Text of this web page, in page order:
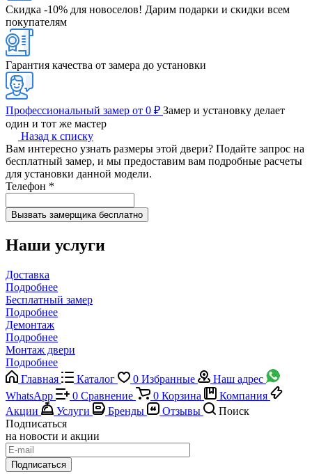
Скидка -10% для новоселов! Дарим подарки и скидки всем
покупателям
Гарантия качества от замера до установки
Профессиональный замер от 0 ₽ Замер и установку делает
один и тот же мастер
Назад к списку
Вам интересно узнать размеры этой двери? Подайте запрос на
бесплатный замер, и мы предоставим вам подробные расчеты
для установки данной модели.
Телефон *
Наши услуги
Доставка
Подробнее
Бесплатный замер
Подробнее
Демонтаж
Подробнее
Монтаж двери
Подробнее
Главная
Каталог 0 Избранные
Наш адрес
WhatsApp
0 Сравнение 0 Корзина
Компания
Акции
Услуги Бренды Отзывы
Поиск
Подписаться
на новости и акции
Подписаться